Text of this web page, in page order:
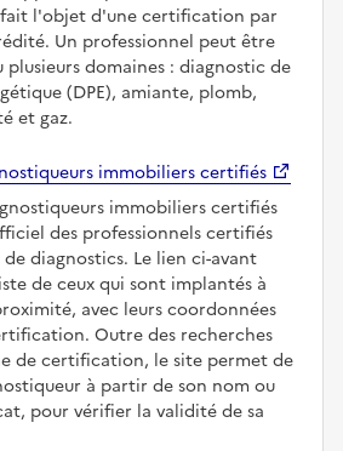
l'objet d'une certification par
Un professionnel peut être
domaines : diagnostic de
(DPE), amiante, plomb,
et gaz.
immobiliers certifiés
immobiliers certifiés
des professionnels certifiés
diagnostics. Le lien ci-avant
de ceux qui sont implantés à
avec leurs coordonnées
Outre des recherches
de certification, le site permet de
à partir de son nom ou
pour vérifier la validité de sa